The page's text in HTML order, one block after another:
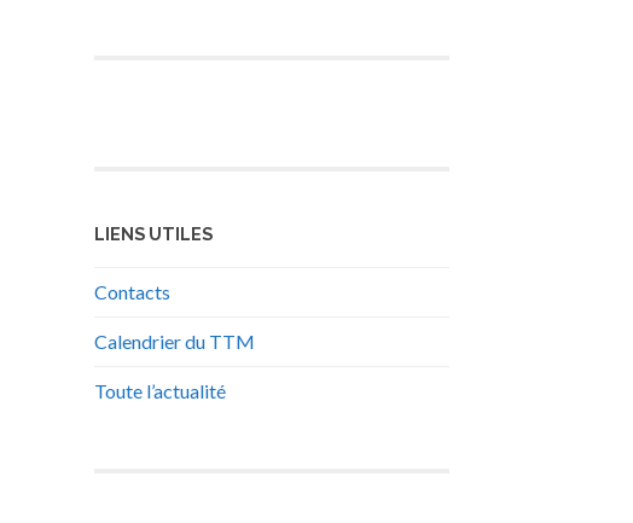
LIENS UTILES
Contacts
Calendrier du TTM
Toute l’actualité